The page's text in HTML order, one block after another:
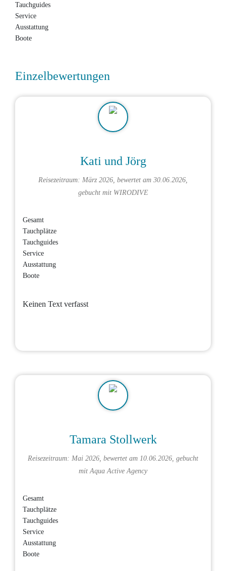
Tauchguides
Service
Ausstattung
Boote
Einzelbewertungen
Kati und Jörg
Reisezeitraum: März 2026, bewertet am 30.06.2026,
gebucht mit WIRODIVE
Gesamt
Tauchplätze
Tauchguides
Service
Ausstattung
Boote
Keinen Text verfasst
Tamara Stollwerk
Reisezeitraum: Mai 2026, bewertet am 10.06.2026, gebucht
mit Aqua Active Agency
Gesamt
Tauchplätze
Tauchguides
Service
Ausstattung
Boote